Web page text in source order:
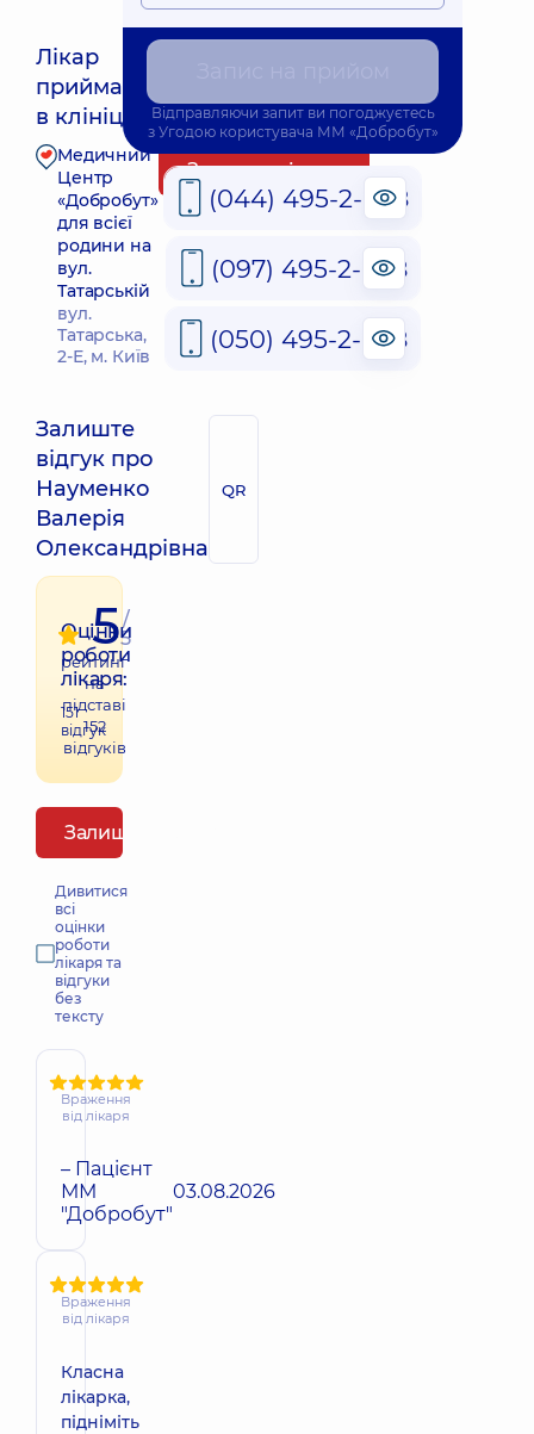
Лікар
приймає
в клініці
Найближчий час прийому: 09.08.2026 9:00
Медичний
Центр
«Добробут»
для всієї
родини на
вул.
Татарській
вул.
Татарська,
2-Е, м. Київ
Запис до лікаря
Залиште
відгук про
Науменко
Валерія
Олександрівна
QR
Оцінки
роботи
лікаря:
151
відгук
5/
5
рейтинг
на
підставі
152
відгуків
Залишити відгук
Дивитися
всі
оцінки
роботи
лікаря та
відгуки
без
тексту
Враження
від лікаря
– Пацієнт
ММ
"Добробут"
03.08.2026
Враження
від лікаря
Класна
лікарка,
підніміть
Відправляючи запит ви погоджуєтесь
з Угодою користувача ММ «Добробут»
(044) 495-2-888
(097) 495-2-888
(050) 495-2-888